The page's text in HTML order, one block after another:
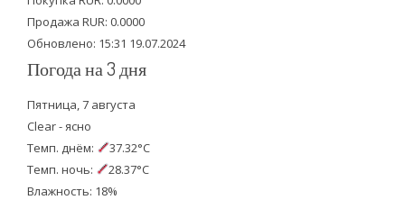
k
Продажа RUR: 0.0000
Обновлено: 15:31 19.07.2024
Погода на 3 дня
Пятница, 7 августа
Clear - ясно
Темп. днём:
37.32°C
Темп. ночь:
28.37°C
Влажность: 18%